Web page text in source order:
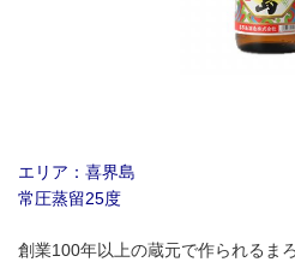
エリア：喜界島
常圧蒸留25度
創業100年以上の蔵元で作られるま